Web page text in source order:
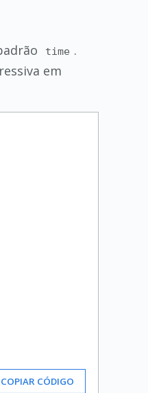
time .
em
COPIAR CÓDIGO